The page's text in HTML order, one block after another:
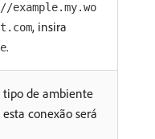
example.my.wo
, insira
.
tipo de ambiente
conexão será